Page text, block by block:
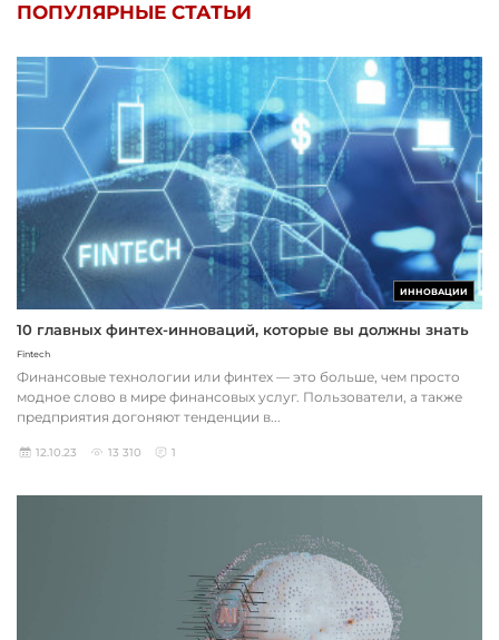
ПОПУЛЯРНЫЕ СТАТЬИ
ИННОВАЦИИ
10 главных финтех-инноваций, которые вы должны знать
Fintech
Финансовые технологии или финтех — это больше, чем просто
модное слово в мире финансовых услуг. Пользователи, а также
предприятия догоняют тенденции в...
12.10.23 13 310 1